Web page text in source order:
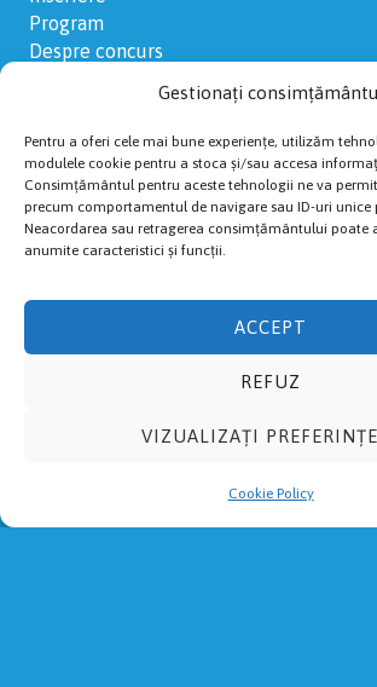
Gestionați
Pentru a oferi cele mai bune experiențe, utilizăm
modulele cookie pentru a stoca și/sau accesa
Consimțământul pentru aceste tehnologii ne va
precum comportamentul de navigare sau ID-uri unice
Neacordarea sau retragerea consimțământului poate
anumite caracteristici și funcții.
ACCEPT
REFUZ
VIZUALIZAȚI
Cookie Policy
Program
Despre concurs
Contact
ALTELE
Rezultate 2024
Livestream